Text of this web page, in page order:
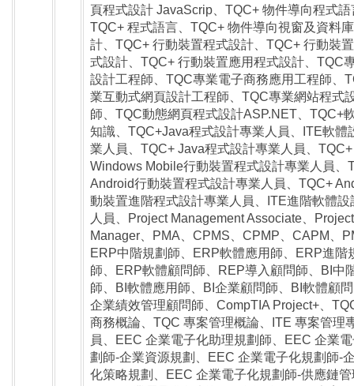
頁程式設計 JavaScrip、TQC+ 物件導向程式語
TQC+ 程式語言、TQC+ 物件導向視窗及資料
計、TQC+ 行動裝置程式設計、TQC+ 行動裝
式設計、TQC+ 行動裝置應用程式設計、TQC
設計工程師、TQC專業電子商務應用工程師、
業互動式網頁設計工程師、TQC專業網站程式
師、TQC動態網頁程式設計ASP.NET、TQC+
知識、TQC+Java程式設計專業人員、ITE軟體
業人員、TQC+ Java程式設計專業人員、TQC+
Windows Mobile行動裝置程式設計專業人員、
Android行動裝置程式設計專業人員、TQC+
動裝置進階程式設計專業人員、ITE進階軟體設
人員、Project Management Associate、Project
Manager、PMA、CPMS、CPMP、CAPM、
ERP中階規劃師、ERP軟體應用師、ERP進階
師、ERP軟體顧問師、REP導入顧問師、BI中
師、BI軟體應用師、BI企業顧問師、BI軟體顧
企業績效管理顧問師、CompTIA Project+、
商務概論、TQC 專案管理概論、ITE 專案管理
員、EEC 企業電子化助理規劃師、EEC 企業
劃師-企業資源規劃、EEC 企業電子化規劃師-
化策略規劃、EEC 企業電子化規劃師-供應鏈